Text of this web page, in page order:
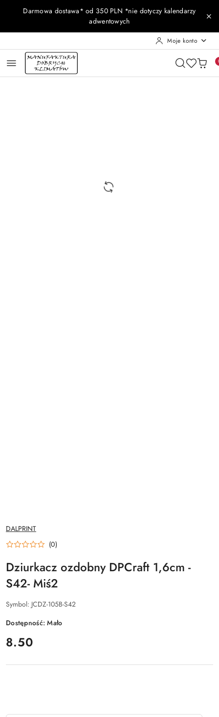
Przejdź do treści głównej
Przejdź do wyszukiwarki
Przejdź do moje konto
Przejdź do menu głównego
Przejdź do opisu produktu
Przejdź do stopki
Darmowa dostawa* od 350 PLN *nie dotyczy kalendarzy
adwentowych
Moje konto
NAZWA
PRODUCENTA:
DALPRINT
(0)
Dziurkacz ozdobny DPCraft 1,6cm -
S42- Miś2
Symbol: JCDZ-105B-S42
Dostępność:Mało
cena:
8.50